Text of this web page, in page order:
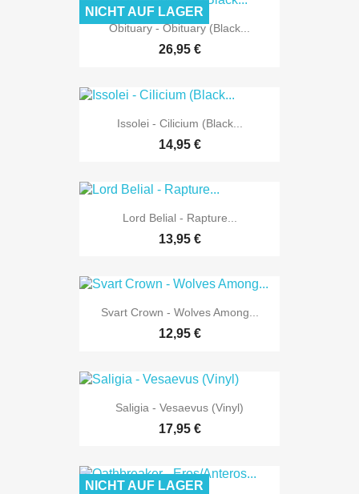
Obituary - Obituary (Black...
26,95 €
NICHT AUF LAGER
Issolei - Cilicium (Black...
14,95 €
Lord Belial - Rapture...
13,95 €
Svart Crown - Wolves Among...
12,95 €
Saligia - Vesaevus (Vinyl)
17,95 €
NICHT AUF LAGER